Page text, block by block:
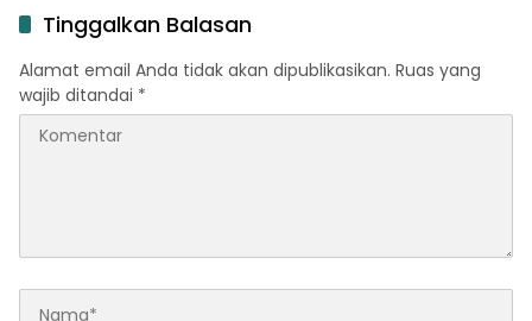
Tinggalkan Balasan
Alamat email Anda tidak akan dipublikasikan. Ruas yang
wajib ditandai *